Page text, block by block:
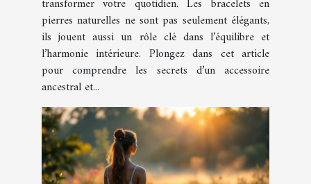
transformer votre quotidien. Les bracelets en
pierres naturelles ne sont pas seulement élégants,
ils jouent aussi un rôle clé dans l’équilibre et
l’harmonie intérieure. Plongez dans cet article
pour comprendre les secrets d’un accessoire
ancestral et...